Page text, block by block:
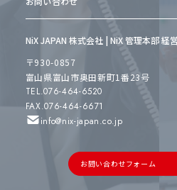
NiX JAPAN 株式会社 | NiX 管理本部 経
〒930-0857
富山県富山市奥田新町1番23号
TEL.076-464-6520
FAX.076-464-6671
info@nix-japan.co.jp
お問い合わせフォーム